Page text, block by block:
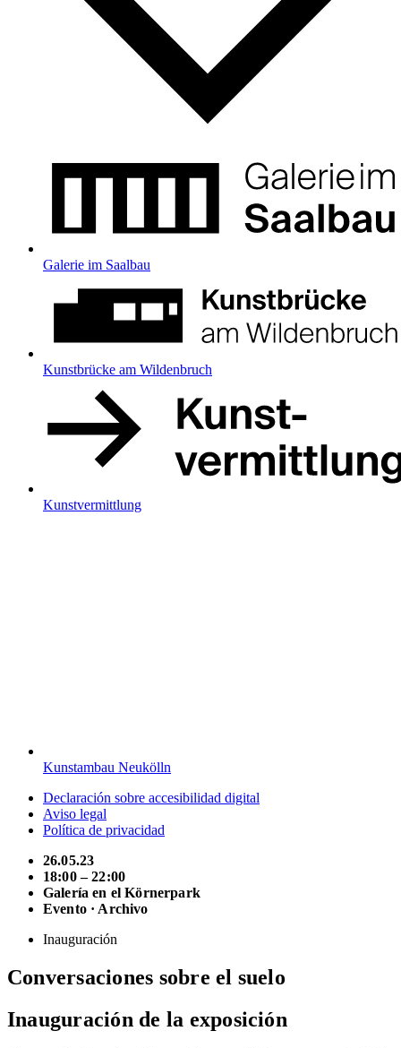
Galerie im Saalbau
Kunstbrücke am Wildenbruch
Kunstvermittlung
Kunstambau Neukölln
Declaración sobre accesibilidad digital
Aviso legal
Política de privacidad
26.05.23
18:00 – 22:00
Galería en el Körnerpark
Evento · Archivo
Inauguración
Conversaciones sobre el suelo
Inauguración de la exposición